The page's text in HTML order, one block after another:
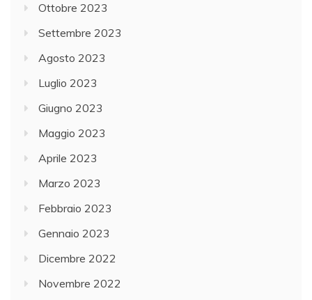
Ottobre 2023
Settembre 2023
Agosto 2023
Luglio 2023
Giugno 2023
Maggio 2023
Aprile 2023
Marzo 2023
Febbraio 2023
Gennaio 2023
Dicembre 2022
Novembre 2022